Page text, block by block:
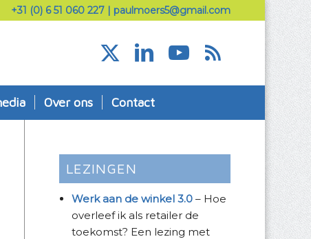
+31 (0) 6 51 060 227| paulmoers5@gmail.com
Over ons Contact
LEZINGEN
Werk aan de winkel 3.0 – Hoe
overleef ik als retailer de
toekomst? Een lezing met